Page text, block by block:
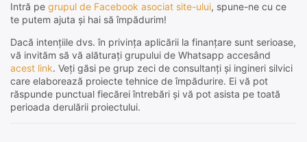
Intră pe grupul de Facebook asociat site-ului, spune-ne cu ce
te putem ajuta și hai să împădurim!
Dacă intențiile dvs. în privința aplicării la finanțare sunt serioase,
vă invităm să vă alăturați grupului de Whatsapp accesând
acest link. Veți găsi pe grup zeci de consultanți și ingineri silvici
care elaborează proiecte tehnice de împădurire. Ei vă pot
răspunde punctual fiecărei întrebări și vă pot asista pe toată
perioada derulării proiectului.